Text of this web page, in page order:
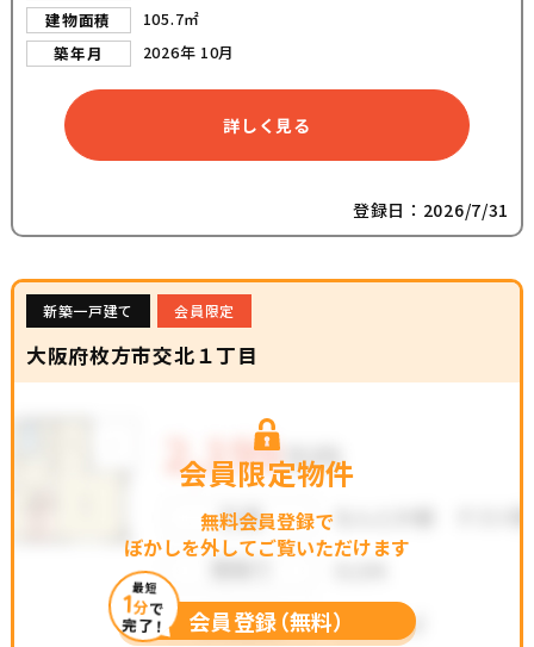
建物面積
105.7㎡
築年月
2026年 10月
詳しく見る
登録日：2026/7/31
新築一戸建て 会員限定
大阪府枚方市交北１丁目
会員限定物件
無料会員登録で
ぼかしを外してご覧いただけます
最短
1分で
完了！ 会員登録（無料）